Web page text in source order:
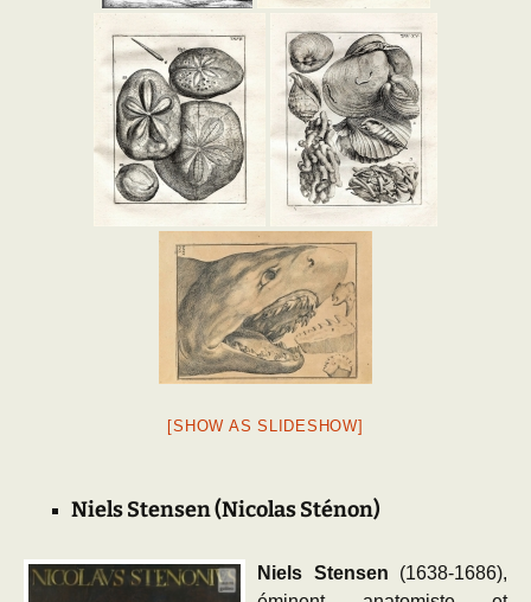
[SHOW AS SLIDESHOW]
Niels Stensen (Nicolas Sténon)
Niels Stensen (1638-1686),